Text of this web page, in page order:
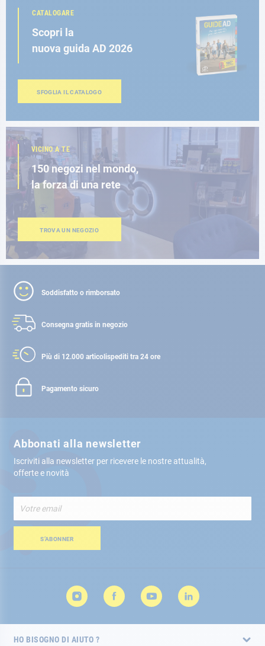
CATALOGARE
Scopri la
nuova guida AD 2026
SFOGLIA IL CATALOGO
VICINO A TE
150 negozi nel mondo,
la forza di una rete
TROVA UN NEGOZIO
Soddisfatto o rimborsato
Consegna gratis in negozio
Più di 12.000 articolispediti tra 24 ore
Pagamento sicuro
Abbonati alla newsletter
Iscriviti alla newsletter per ricevere le nostre attualità,
offerte e novità
alla
nostra
Newsletter:S’ABONNER
HO BISOGNO DI AIUTO ?